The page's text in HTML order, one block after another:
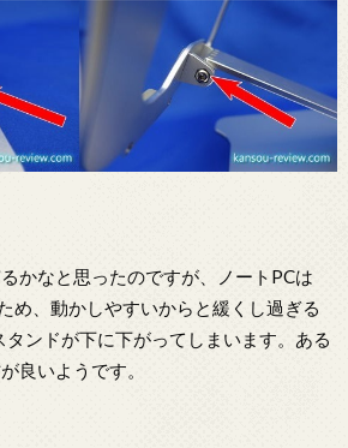
かなと思ったのですが、ノートPCは
め、動かしやすいからと緩くし過ぎる
タンドが下に下がってしまいます。ある
良いようです。